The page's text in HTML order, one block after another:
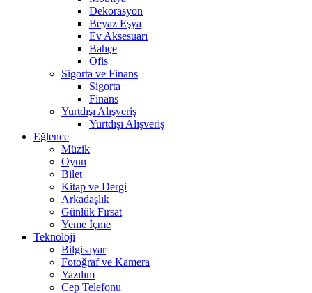
Dekorasyon
Beyaz Eşya
Ev Aksesuarı
Bahçe
Ofis
Sigorta ve Finans
Sigorta
Finans
Yurtdışı Alışveriş
Yurtdışı Alışveriş
Eğlence
Müzik
Oyun
Bilet
Kitap ve Dergi
Arkadaşlık
Günlük Fırsat
Yeme İçme
Teknoloji
Bilgisayar
Fotoğraf ve Kamera
Yazılım
Cep Telefonu